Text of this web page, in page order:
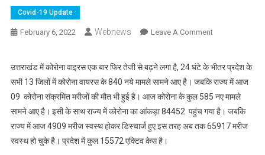
Covid-19 Update
February 6, 2022 Webnews Leave A CommentOn
आज
कोरोना
के
585
उत्तराखंड में कोरोना वाइरस एक बार फिर तेजी से बढ़ने लगा है, 24 घंटे के भीतर प्रदेश के
सभी 13 जिलों में कोरोना वायरस के 840 नये मामले सामने आए है। जबकि राज्य में आज
09 कोरोना संक्रमित मरीजों की मौत भी हुई है। आज कोरोना के कुल 585 नए मामले
सामने आए है। इसी के साथ राज्य में कोरोना का आंकड़ा 84452 पहुंच गया है। जबकि
राज्य में आज 4909 मरीज स्वस्थ होकर डिस्चार्ज हुए इस तरह अब तक 65917 मरीज
स्वस्थ हो चुके है। प्रदेश में कुल 15572 एक्टिव केस है।